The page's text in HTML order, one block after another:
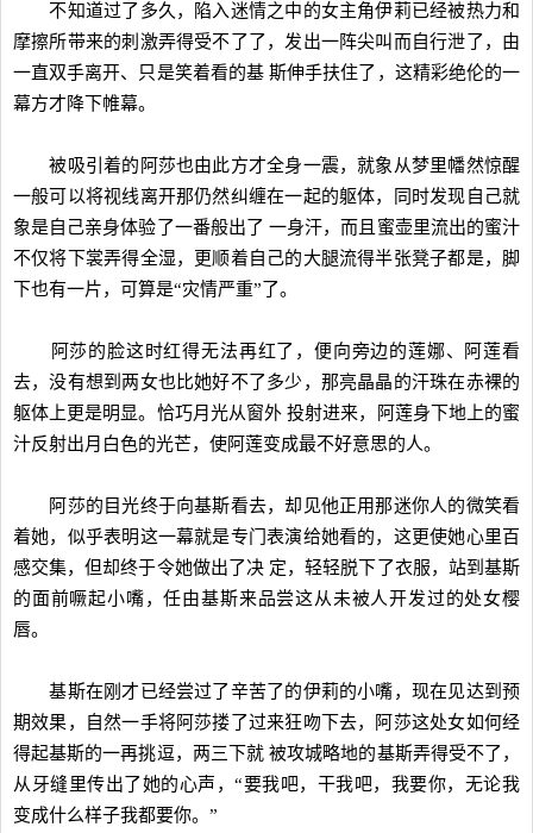
不知道过了多久，陷入迷情之中的女主角伊莉已经被热力和
摩擦所带来的刺激弄得受不了了，发出一阵尖叫而自行泄了，由
一直双手离开、只是笑着看的基 斯伸手扶住了，这精彩绝伦的一
幕方才降下帷幕。
被吸引着的阿莎也由此方才全身一震，就象从梦里幡然惊醒
一般可以将视线离开那仍然纠缠在一起的躯体，同时发现自己就
象是自己亲身体验了一番般出了 一身汗，而且蜜壶里流出的蜜汁
不仅将下裳弄得全湿，更顺着自己的大腿流得半张凳子都是，脚
下也有一片，可算是“灾情严重”了。
阿莎的脸这时红得无法再红了，便向旁边的莲娜、阿莲看
去，没有想到两女也比她好不了多少，那亮晶晶的汗珠在赤裸的
躯体上更是明显。恰巧月光从窗外 投射进来，阿莲身下地上的蜜
汁反射出月白色的光芒，使阿莲变成最不好意思的人。
阿莎的目光终于向基斯看去，却见他正用那迷你人的微笑看
着她，似乎表明这一幕就是专门表演给她看的，这更使她心里百
感交集，但却终于令她做出了决 定，轻轻脱下了衣服，站到基斯
的面前噘起小嘴，任由基斯来品尝这从未被人开发过的处女樱
唇。
基斯在刚才已经尝过了辛苦了的伊莉的小嘴，现在见达到预
期效果，自然一手将阿莎搂了过来狂吻下去，阿莎这处女如何经
得起基斯的一再挑逗，两三下就 被攻城略地的基斯弄得受不了，
从牙缝里传出了她的心声，“要我吧，干我吧，我要你，无论我
变成什么样子我都要你。”